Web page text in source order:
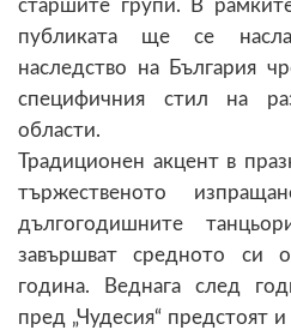
старшите групи. В
публиката ще се
наследство на България
специфичния стил на
области.
Традиционен акцент в
тържественото
дългогодишните
завършват средното си
година. Веднага след
пред „Чудесия“ предстоят